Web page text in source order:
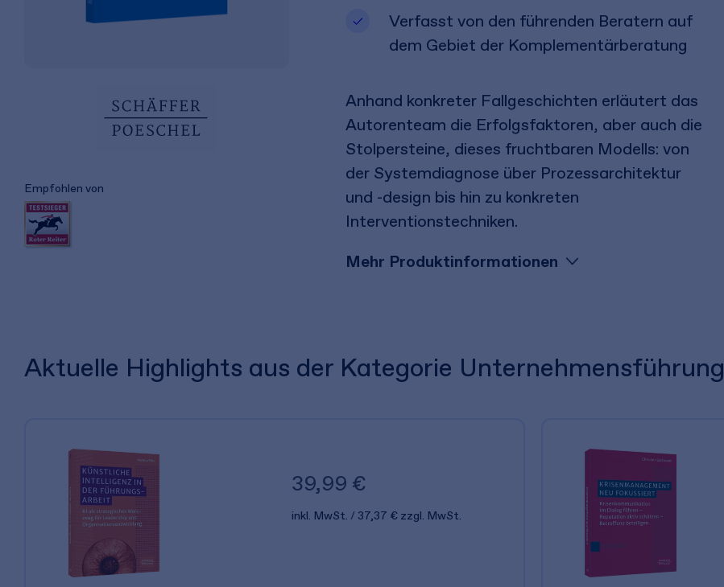
Empfohlen von
Verfasst von den führenden Beratern auf
dem Gebiet der Komplementärberatung
Anhand konkreter Fallgeschichten erläutert das
Autorenteam die Erfolgsfaktoren, aber auch die
Stolpersteine, dieses fruchtbaren Modells: von
der Systemdiagnose über Prozessarchitektur
und -design bis hin zu konkreten
Interventionstechniken.
Mehr Produktinformationen
Aktuelle Highlights aus der Kategorie Unternehmensführung
39,99 €
inkl. MwSt. 37,37 € zzgl. MwSt.